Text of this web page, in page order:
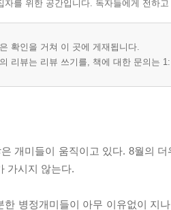
자를 위한 공간입니다. 독자들에게 전하
확인을 거쳐 이 곳에 게재됩니다.
리뷰는 리뷰 쓰기를, 책에 대한 문의는
개미들이 움직이고 있다. 8월의
가시지 않는다.
한 병정개미들이 아무 이유없이 지